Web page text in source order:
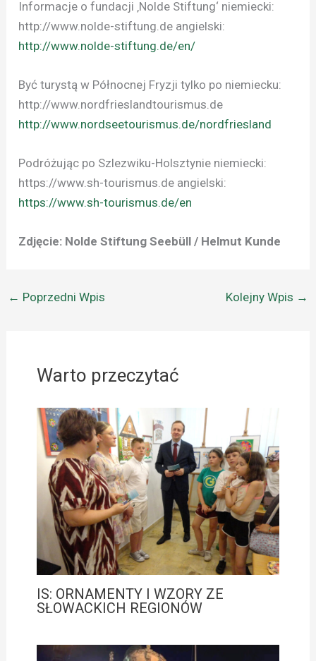
Informacje o fundacji ‚Nolde Stiftung‘ niemiecki:
http://www.nolde-stiftung.de angielski:
http://www.nolde-stiftung.de/en/
Być turystą w Północnej Fryzji tylko po niemiecku:
http://www.nordfrieslandtourismus.de
http://www.nordseetourismus.de/nordfriesland
Podróżując po Szlezwiku-Holsztynie niemiecki:
https://www.sh-tourismus.de angielski:
https://www.sh-tourismus.de/en
Zdjęcie: Nolde Stiftung Seebüll / Helmut Kunde
← Poprzedni Wpis Kolejny Wpis →
Warto przeczytać
IS: ORNAMENTY I WZORY ZE
SŁOWACKICH REGIONÓW